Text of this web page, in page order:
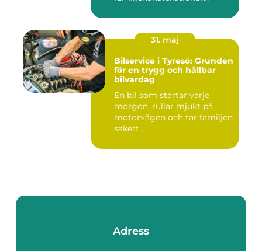
31. maj
Bilservice i Tyresö: Grunden
för en trygg och hållbar
bilvardag
En bil som startar varje
morgon, rullar mjukt på
motorvägen och tar familjen
säkert ...
Adress